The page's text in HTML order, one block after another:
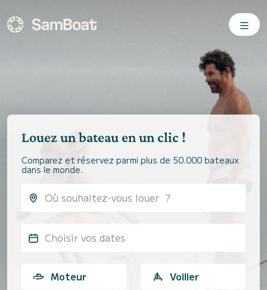
Louez un bateau en un clic !
Comparez et réservez parmi plus de 50.000 bateaux
dans le monde.
Choisir vos dates
Moteur Voilier